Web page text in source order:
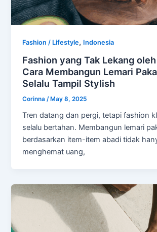
Fashion / Lifestyle, Indonesia
Fashion yang Tak Lekang
Cara Membangun Lemari
Selalu Tampil Stylish
Corinna /May 8, 2025
Tren datang dan pergi, tetapi fashion
selalu bertahan. Membangun lemari
berdasarkan item-item abadi tidak
menghemat uang,